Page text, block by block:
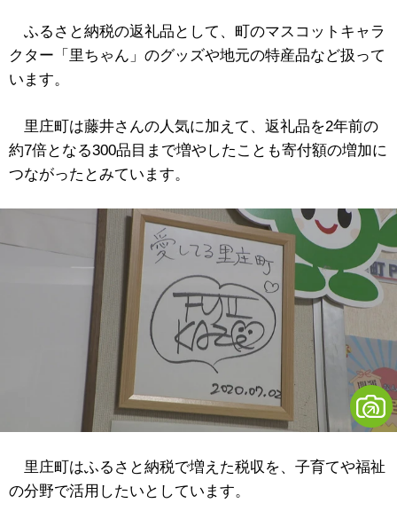
ふるさと納税の返礼品として、町のマスコットキャラ
クター「里ちゃん」のグッズや地元の特産品など扱って
います。
里庄町は藤井さんの人気に加えて、返礼品を2年前の
約7倍となる300品目まで増やしたことも寄付額の増加に
つながったとみています。
里庄町はふるさと納税で増えた税収を、子育てや福祉
の分野で活用したいとしています。